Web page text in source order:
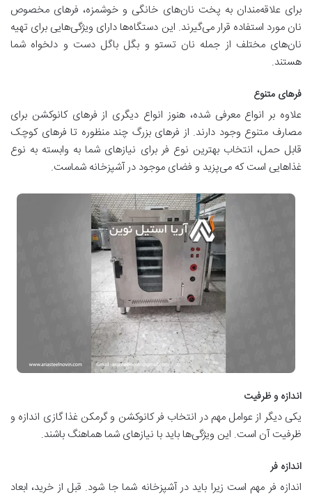
برای علاقه‌مندان به پخت نان‌های خانگی و خوشمزه، فرهای مخصوص
نان مورد استفاده قرار می‌گیرند. این دستگاه‌ها دارای ویژگی‌هایی برای تهیه
نان‌های مختلف از جمله نان تستو و بگل باگل دست و دلخواه شما
هستند.
فرهای متنوع
علاوه بر انواع معرفی شده، هنوز انواع دیگری از فرهای کانوکشن برای
مصارف متنوع وجود دارند. از فرهای بزرگ چند منظوره تا فرهای کوچک
قابل حمل، انتخاب بهترین نوع فر برای نیازهای شما به وابسته به نوع
غذاهایی است که می‌پزید و فضای موجود در آشپزخانه شماست.
اندازه و ظرفیت
یکی دیگر از عوامل مهم در انتخاب فر کانوکشن و گرمکن غذا گازی اندازه و
ظرفیت آن است. این ویژگی‌ها باید با نیازهای شما هماهنگ باشند.
اندازه فر
اندازه فر مهم است زیرا باید در آشپزخانه شما جا شود. قبل از خرید، ابعاد